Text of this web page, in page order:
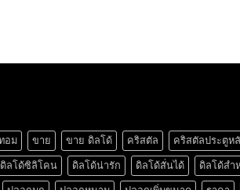
อม ขาย ขาย ดิลโด้ คริสตัล คริสตัลประตูห
ดิลโด้ซิลิโคน ดิลโด้น่ารัก ดิลโด้สั่นได้ ดิลโด้สำ